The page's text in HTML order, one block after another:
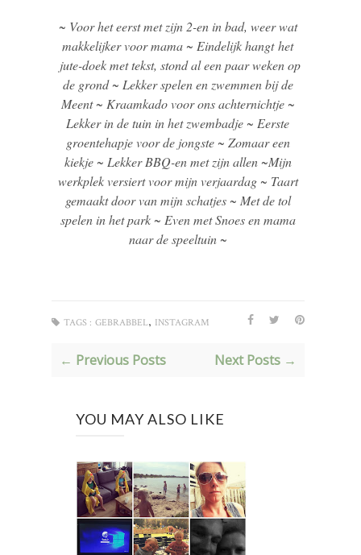
~ Voor het eerst met zijn 2-en in bad, weer wat
makkelijker voor mama ~ Eindelijk hangt het
jute-doek met tekst, stond al een paar weken op
de grond ~ Lekker spelen en zwemmen bij de
Meent ~ Kraamkado voor ons achternichtje ~
Lekker in de tuin in het zwembadje ~ Eerste
groentehapje voor de jongste ~ Zomaar een
kiekje ~ Lekker BBQ-en met zijn allen ~Mijn
werkplek versiert voor mijn verjaardag ~ Taart
gemaakt door van mijn schatjes ~ Met de tol
spelen in het park ~ Even met Snoes en mama
naar de speeltuin ~
TAGS : GEBRABBEL, INSTAGRAM
← Previous Posts Next Posts →
YOU MAY ALSO LIKE